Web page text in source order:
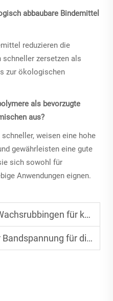
abbaubare Bindemittel
reduzieren die
schneller zersetzen als
zur ökologischen
als bevorzugte
aus?
weisen eine hohe
gewährleisten eine gute
sich sowohl für
Anwendungen eignen.
für kurzfristige Etikettenanwendungen
für die Druckqualität